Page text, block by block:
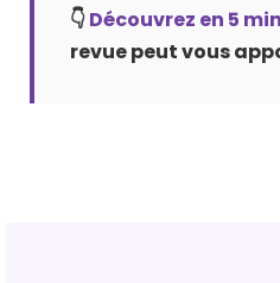
👇 Découvrez en 5
revue peut vous